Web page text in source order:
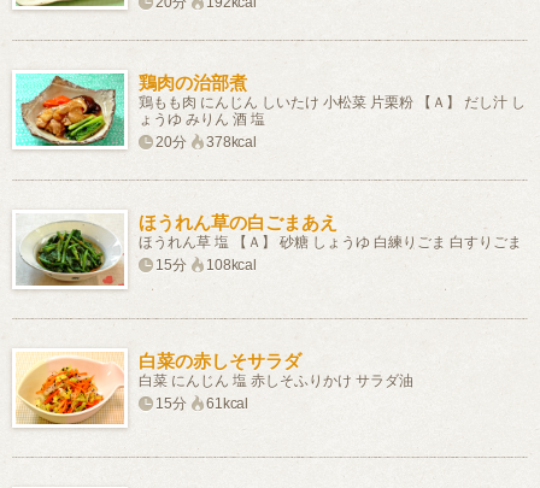
鶏肉の治部煮
鶏もも肉 にんじん しいたけ 小松菜 片栗粉 【Ａ】 だし汁 し
ょうゆ みりん 酒 塩
20分
378kcal
ほうれん草の白ごまあえ
ほうれん草 塩 【Ａ】 砂糖 しょうゆ 白練りごま 白すりごま
15分
108kcal
白菜の赤しそサラダ
白菜 にんじん 塩 赤しそふりかけ サラダ油
15分
61kcal